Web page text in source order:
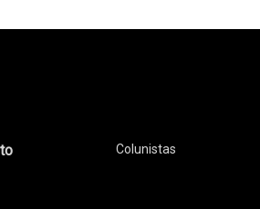
Colunistas